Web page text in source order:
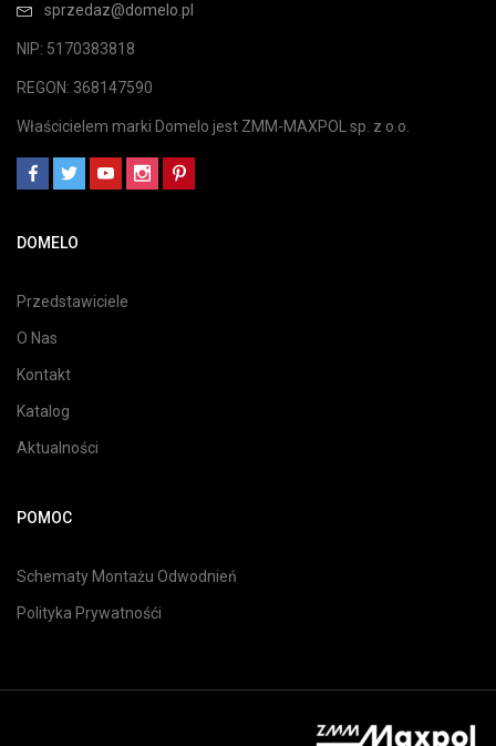
sprzedaz@domelo.pl
NIP: 5170383818
REGON: 368147590
Właścicielem marki Domelo jest ZMM-MAXPOL sp. z o.o.
DOMELO
Przedstawiciele
O Nas
Kontakt
Katalog
Aktualności
POMOC
Schematy Montażu Odwodnień
Polityka Prywatnośći